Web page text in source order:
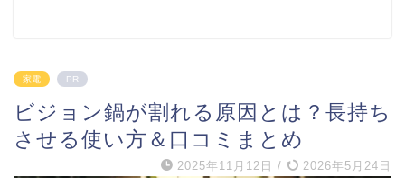
家電 PR
ビジョン鍋が割れる原因とは？長持ち
させる使い方＆口コミまとめ
2025年11月12日 / 2026年5月24日